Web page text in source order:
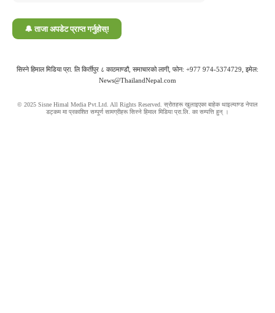
सिस्ने हिमाल मिडिया प्रा. लि किर्तीपुर ८ काठमाण्डौ, समाचारको लागी, फोन: +977 974-5374729, इमेल:
News@ThailandNepal.com
© 2025 Sisne Himal Media Pvt.Ltd. All Rights Reserved. स्रोतहरू खुलाइएका बाहेक थाइल्याण्ड नेपाल
डट्कम मा प्रकाशित सम्पूर्ण सामग्रीहरू सिस्ने हिमाल मिडिया प्रा.लि. का सम्पत्ति हुन् ।